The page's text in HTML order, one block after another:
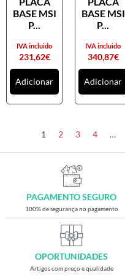
Placas gráficas
SAIS
Ventoínhas
Computadores
All-in-One
Gaming
Acessórios gaming
Cadeiras gaming
Merchandising
BASE MSI
P...
231,62€
IVA incluido
Adicionar
BASE MSI
P...
340,87€
IVA incluido
Adicionar
1 2 3 4 …
PAGAMENTO SEGURO
100% de segurança no pagamento
OPORTUNIDADES
Artigos com preço e qualidade